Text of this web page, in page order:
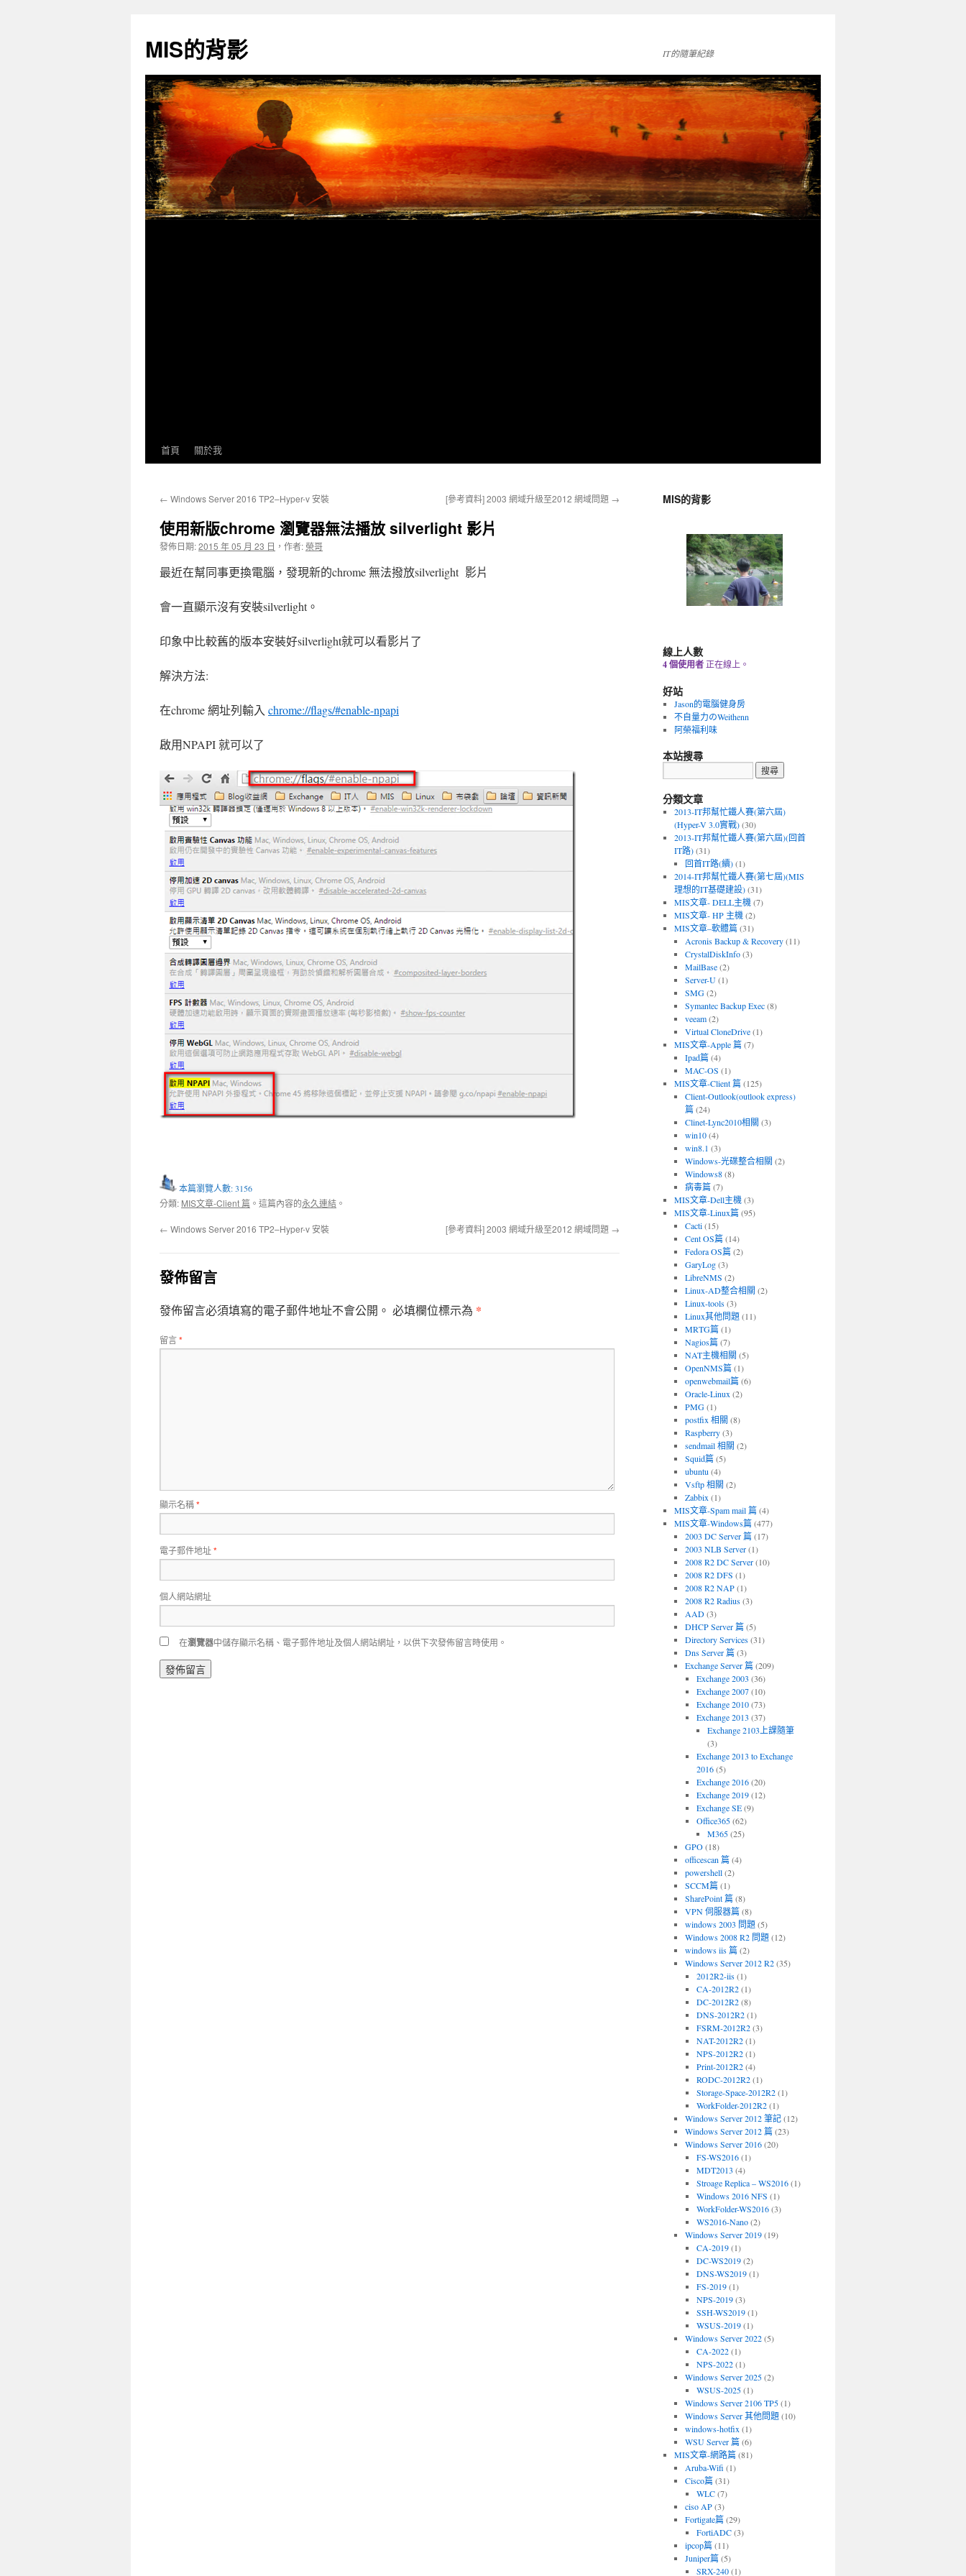
主
要
容
MIS的背影 IT的隨筆紀錄
首頁 關於我
← Windows Server 2016 TP2–Hyper-v 安裝 [參考資料] 2003 網域升級至2012 網域問題 →
使用新版chrome 瀏覽器無法播放 silverlight 影片
發佈日期:2015 年 05 月 23 日 ， 作者:榮哥
最近在幫同事更換電腦，發現新的chrome 無法撥放silverlight 影片
會一直顯示沒有安裝silverlight。
印象中比較舊的版本安裝好silverlight就可以看影片了
解決方法:
在chrome 網址列輸入 chrome://flags/#enable-npapi
啟用NPAPI 就可以了
本篇瀏覽人數: 3156
分類: MIS文章-Client 篇 。這篇內容的永久連結 。
← Windows Server 2016 TP2–Hyper-v 安裝 [參考資料] 2003 網域升級至2012 網域問題 →
發佈留言
發佈留言必須填寫的電子郵件地址不會公開。 必填欄位標示為 *
留言*
顯示名稱*
電子郵件地址*
個人網站網址
在瀏覽器中儲存顯示名稱、電子郵件地址及個人網站網址，以供下次發佈留言時使用。
MIS的背影
線上人數
4 個使用者 正在線上。
好站
Jason的電腦健身房
不自量力のWeithenn
阿榮福利味
本站搜尋
分類文章
2013-IT邦幫忙鐵人賽(第六屆)
(Hyper-V 3.0實戰)(30)
2013-IT邦幫忙鐵人賽(第六屆)(回首
IT路)(31)
回首IT路(續)(1)
2014-IT邦幫忙鐵人賽(第七屆)(MIS
理想的IT基礎建設)(31)
MIS文章- DELL主機(7)
MIS文章- HP 主機(2)
MIS文章–軟體篇(31)
Acronis Backup & Recovery(11)
CrystalDiskInfo(3)
MailBase(2)
Server-U(1)
SMG(2)
Symantec Backup Exec(8)
veeam(2)
Virtual CloneDrive(1)
MIS文章-Apple 篇(7)
Ipad篇(4)
MAC-OS (1)
MIS文章-Client 篇(125)
Client-Outlook(outlook express)
篇(24)
Clinet-Lync2010相關 (3)
win10(4)
win8.1 (3)
Windows-光碟整合相關 (2)
Windows8(8)
病毒篇(7)
MIS文章-Dell主機(3)
MIS文章-Linux篇(95)
Cacti(15)
Cent OS篇(14)
Fedora OS篇(2)
GaryLog(3)
LibreNMS (2)
Linux-AD整合相關 (2)
Linux-tools(3)
Linux其他問題(11)
MRTG篇(1)
Nagios篇(7)
NAT主機相關 (5)
OpenNMS篇(1)
openwebmail篇(6)
Oracle-Linux (2)
PMG(1)
postfix 相關 (8)
Raspberry(3)
sendmail 相關 (2)
Squid篇(5)
ubuntu (4)
Vsftp 相關 (2)
Zabbix (1)
MIS文章-Spam mail 篇(4)
MIS文章-Windows篇(477)
2003 DC Server 篇(17)
2003 NLB Server(1)
2008 R2 DC Server(10)
2008 R2 DFS (1)
2008 R2 NAP(1)
2008 R2 Radius(3)
AAD(3)
DHCP Server 篇(5)
Directory Services(31)
Dns Server 篇(3)
Exchange Server 篇(209)
Exchange 2003 (36)
Exchange 2007(10)
Exchange 2010(73)
Exchange 2013 (37)
Exchange 2103上課隨筆
(3)
Exchange 2013 to Exchange
2016(5)
Exchange 2016(20)
Exchange 2019(12)
Exchange SE(9)
Office365(62)
M365(25)
GPO(18)
officescan 篇(4)
powershell(2)
SCCM篇(1)
SharePoint 篇(8)
VPN 伺服器篇(8)
windows 2003 問題(5)
Windows 2008 R2 問題(12)
windows iis 篇(2)
Windows Server 2012 R2(35)
2012R2-iis(1)
CA-2012R2(1)
DC-2012R2(8)
DNS-2012R2(1)
FSRM-2012R2(3)
NAT-2012R2(1)
NPS-2012R2(1)
Print-2012R2(4)
RODC-2012R2(1)
Storage-Space-2012R2(1)
WorkFolder-2012R2(1)
Windows Server 2012 筆記(12)
Windows Server 2012 篇(23)
Windows Server 2016(20)
FS-WS2016(1)
MDT2013 (4)
Stroage Replica – WS2016(1)
Windows 2016 NFS (1)
WorkFolder-WS2016(3)
WS2016-Nano(2)
Windows Server 2019(19)
CA-2019(1)
DC-WS2019(2)
DNS-WS2019(1)
FS-2019(1)
NPS-2019(3)
SSH-WS2019(1)
WSUS-2019(1)
Windows Server 2022(5)
CA-2022(1)
NPS-2022(1)
Windows Server 2025(2)
WSUS-2025(1)
Windows Server 2106 TP5(1)
Windows Server 其他問題(10)
windows-hotfix (1)
WSU Server 篇(6)
MIS文章-網路篇(81)
Aruba-Wifi (1)
Cisco篇(31)
WLC(7)
ciso AP(3)
Fortigate篇(29)
FortiADC(3)
ipcop篇(11)
Juniper篇(5)
SRX-240(1)